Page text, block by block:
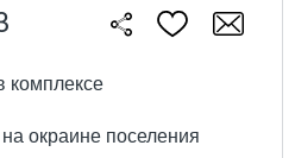
комплексе
окраине поселения